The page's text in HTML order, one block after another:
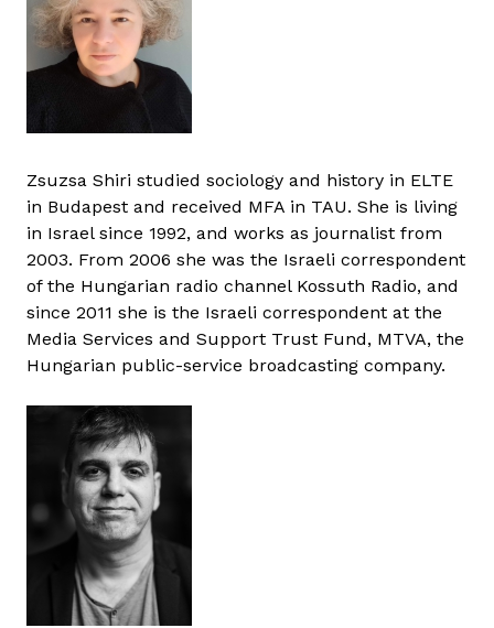
Zsuzsa Shiri studied sociology and history in ELTE
in Budapest and received MFA in TAU. She is living
in Israel since 1992, and works as journalist from
2003. From 2006 she was the Israeli correspondent
of the Hungarian radio channel Kossuth Radio, and
since 2011 she is the Israeli correspondent at the
Media Services and Support Trust Fund, MTVA, the
Hungarian public-service broadcasting company.